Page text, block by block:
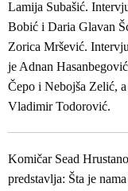
Lamija Subašić.
Bobić i Daria Glavan
Zorica Mršević.
je Adnan
Čepo i Nebojša Zelić,
Vladimir Todorović.
Komičar Sead
predstavlja: Šta je